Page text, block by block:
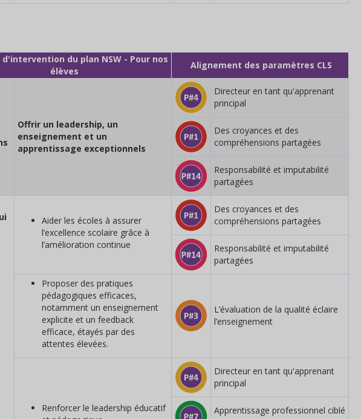
d'intervention du plan NSW - Pour nos
élèves
Alignement des paramètres CLS
Offrir un leadership, un
enseignement et un
apprentissage exceptionnels
Directeur en tant qu'apprenant
principal
Des croyances et des
compréhensions partagées
Responsabilité et imputabilité
partagées
Aider les écoles à assurer
l’excellence scolaire grâce à
l’amélioration continue
Des croyances et des
compréhensions partagées
Responsabilité et imputabilité
partagées
Proposer des pratiques
pédagogiques efficaces,
notamment un enseignement
explicite et un feedback
efficace, étayés par des
attentes élevées.
L’évaluation de la qualité éclaire
l’enseignement
Renforcer le leadership éducatif
Directeur en tant qu'apprenant
principal
Apprentissage professionnel ciblé